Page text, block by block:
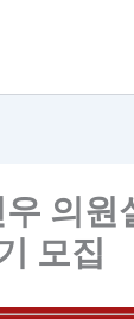
의원
모집